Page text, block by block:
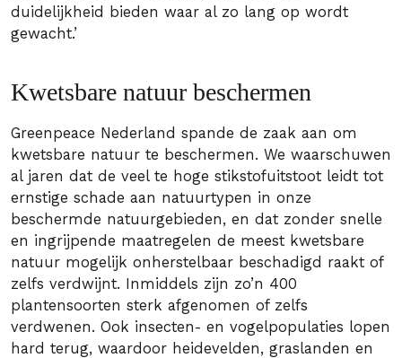
duidelijkheid bieden waar al zo lang op wordt
gewacht.’
Kwetsbare natuur beschermen
Greenpeace Nederland spande de zaak aan om
kwetsbare natuur te beschermen. We waarschuwen
al jaren dat de veel te hoge stikstofuitstoot leidt tot
ernstige schade aan natuurtypen in onze
beschermde natuurgebieden, en dat zonder snelle
en ingrijpende maatregelen de meest kwetsbare
natuur mogelijk onherstelbaar beschadigd raakt of
zelfs verdwijnt. Inmiddels zijn zo’n 400
plantensoorten sterk afgenomen of zelfs
verdwenen. Ook insecten- en vogelpopulaties lopen
hard terug, waardoor heidevelden, graslanden en